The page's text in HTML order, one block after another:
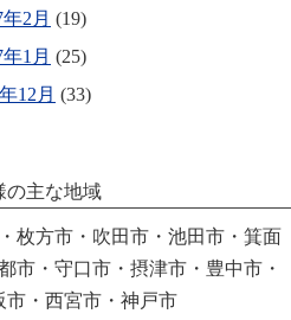
2月 (19)
1月 (25)
12月 (33)
の主な地域
枚方市・吹田市・池田市・箕面
市・守口市・摂津市・豊中市・
市・西宮市・神戸市